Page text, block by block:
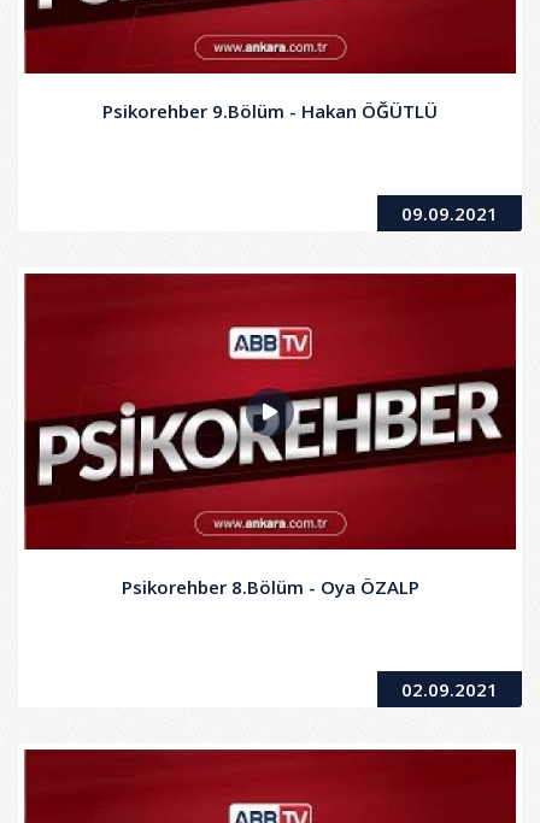
Psikorehber 9.Bölüm - Hakan ÖĞÜTLÜ
09.09.2021
Psikorehber 8.Bölüm - Oya ÖZALP
02.09.2021